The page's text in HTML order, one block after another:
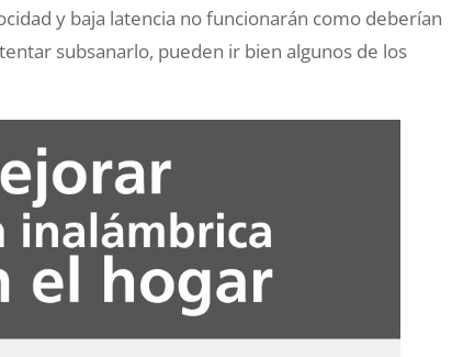
y baja latencia no funcionarán como deberían
subsanarlo, pueden ir bien algunos de los